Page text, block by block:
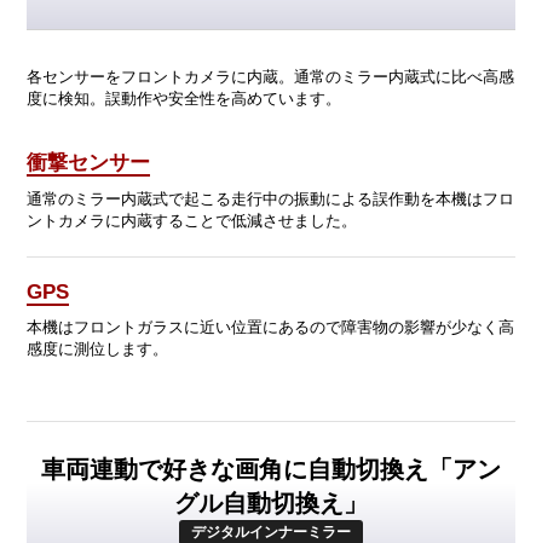
各センサーをフロントカメラに内蔵。通常のミラー内蔵式に比べ高感
度に検知。誤動作や安全性を高めています。
衝撃センサー
通常のミラー内蔵式で起こる走行中の振動による誤作動を本機はフロ
ントカメラに内蔵することで低減させました。
GPS
本機はフロントガラスに近い位置にあるので障害物の影響が少なく高
感度に測位します。
車両連動で好きな画角に自動切換え「アン
グル自動切換え」
デジタルインナーミラー